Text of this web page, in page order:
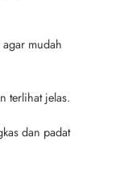
mudah
terlihat jelas.
dan padat